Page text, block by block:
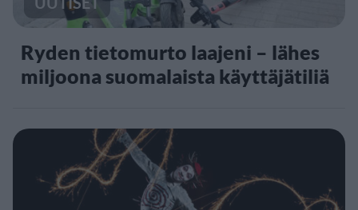
Ryden tietomurto laajeni – lähes
miljoona suomalaista käyttäjätiliä